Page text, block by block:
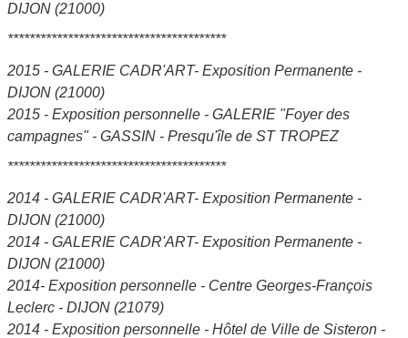
DIJON (21000)
****************************************
2015 - GALERIE CADR'ART- Exposition Permanente -
DIJON (21000)
2015 - Exposition personnelle - GALERIE "Foyer des
campagnes" - GASSIN - Presqu'île de ST TROPEZ
****************************************
2014 - GALERIE CADR'ART- Exposition Permanente -
DIJON (21000)
2014 - GALERIE CADR'ART- Exposition Permanente -
DIJON (21000)
2014- Exposition personnelle - Centre Georges-François
Leclerc - DIJON (21079)
2014 - Exposition personnelle - Hôtel de Ville de Sisteron -